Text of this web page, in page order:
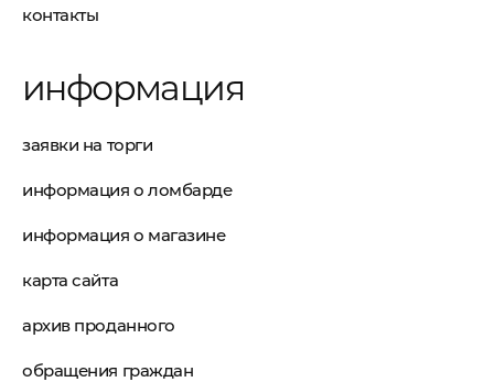
контакты
информация
заявки на торги
информация о ломбарде
информация о магазине
карта сайта
архив проданного
обращения граждан